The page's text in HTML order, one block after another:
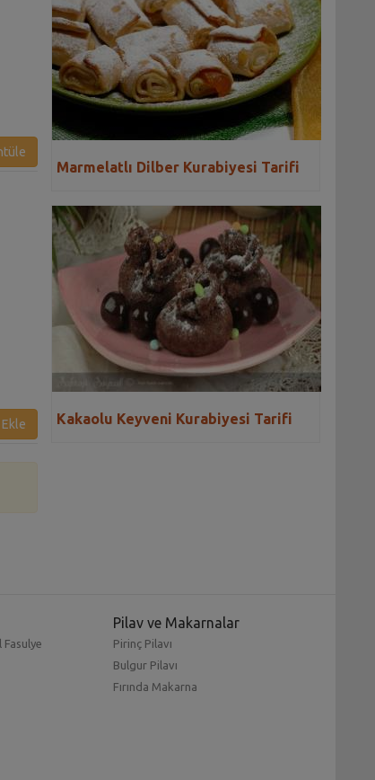
Marmelatlı Dilber Kurabiyesi Tarifi
Kakaolu Keyveni Kurabiyesi Tarifi
Fasulye
Pilav ve Makarnalar
Pirinç Pilavı
Bulgur Pilavı
Fırında Makarna